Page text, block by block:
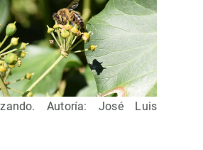
Autoría: José Luis